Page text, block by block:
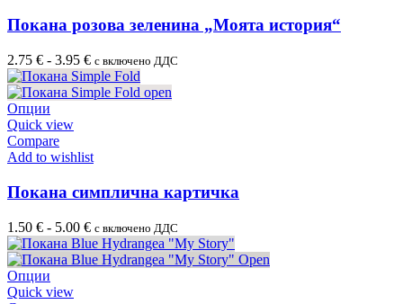
Покана розова зеленина „Моята история“
2.75 € - 3.95 € с включено ДДС
Опции
Quick view
Compare
Add to wishlist
Покана симплична картичка
1.50 € - 5.00 € с включено ДДС
Опции
Quick view